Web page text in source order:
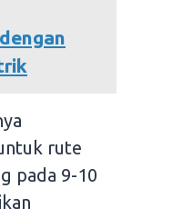
rute
pada 9-10